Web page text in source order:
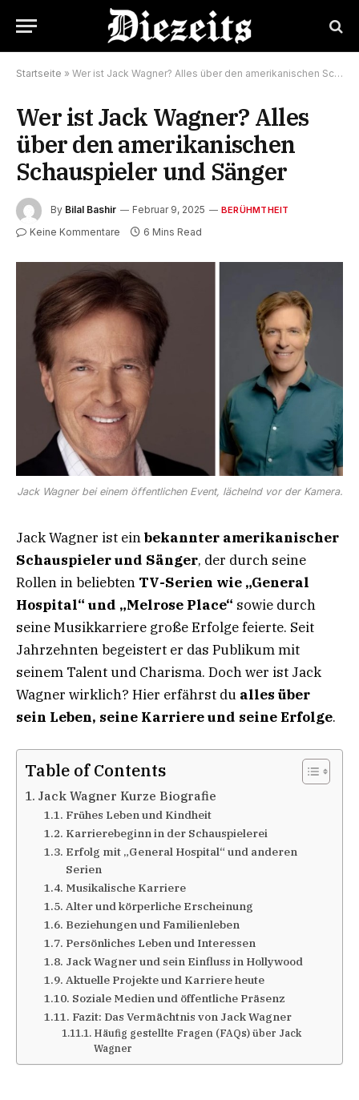
Startseite » Wer ist Jack Wagner? Alles über den amerikanischen Schauspieler und Sänger
Wer ist Jack Wagner? Alles
über den amerikanischen
Schauspieler und Sänger
By Bilal Bashir Februar 9, 2025 BERÜHMTHEIT
Keine Kommentare 6 Mins Read
Jack Wagner bei einem öffentlichen Event, lächelnd vor der Kamera.
Jack Wagner ist einbekannter amerikanischer
Schauspieler und Sänger, der durch seine
Rollen in beliebten TV-Serien wie „General
Hospital“ und „Melrose Place“ sowie durch
seine Musikkarriere große Erfolge feierte. Seit
Jahrzehnten begeistert er das Publikum mit
seinem Talent und Charisma. Doch wer ist Jack
Wagner wirklich? Hier erfährst du alles über
sein Leben, seine Karriere und seine Erfolge.
Table of Contents
Jack Wagner Kurze Biografie
Frühes Leben und Kindheit
Karrierebeginn in der Schauspielerei
Erfolg mit „General Hospital“ und anderen
Serien
Musikalische Karriere
Alter und körperliche Erscheinung
Beziehungen und Familienleben
Persönliches Leben und Interessen
Jack Wagner und sein Einfluss in Hollywood
Aktuelle Projekte und Karriere heute
Soziale Medien und öffentliche Präsenz
Fazit: Das Vermächtnis von Jack Wagner
Häufig gestellte Fragen (FAQs) über Jack
Wagner